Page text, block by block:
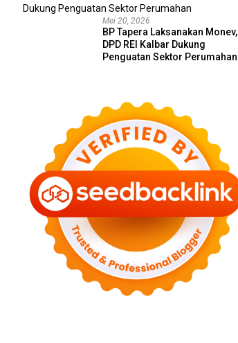
Mei 20, 2026
BP Tapera Laksanakan Monev,
DPD REI Kalbar Dukung
Penguatan Sektor Perumahan